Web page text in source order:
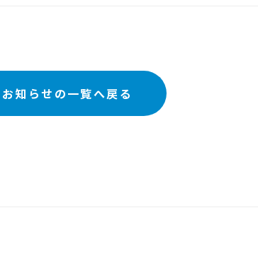
お知らせの一覧へ戻る